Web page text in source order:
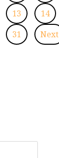
13 14
31 Next